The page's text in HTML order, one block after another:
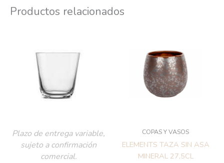
Productos relacionados
Plazo de entrega variable,
sujeto a confirmación
comercial.
COPAS Y VASOS
ELEMENTS TAZA SIN ASA
MINERAL 27,5CL